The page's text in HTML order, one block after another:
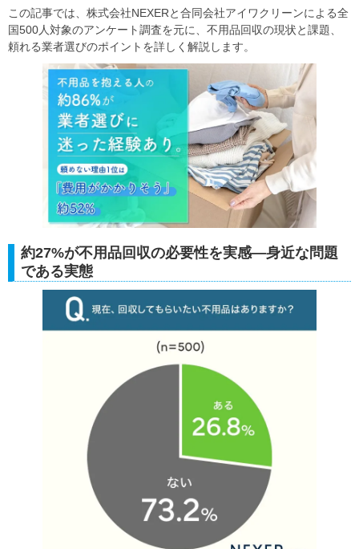
この記事では、株式会社NEXERと合同会社アイワクリーンによる全
国500人対象のアンケート調査を元に、不用品回収の現状と課題、
頼れる業者選びのポイントを詳しく解説します。
約27%が不用品回収の必要性を実感―身近な問題
である実態